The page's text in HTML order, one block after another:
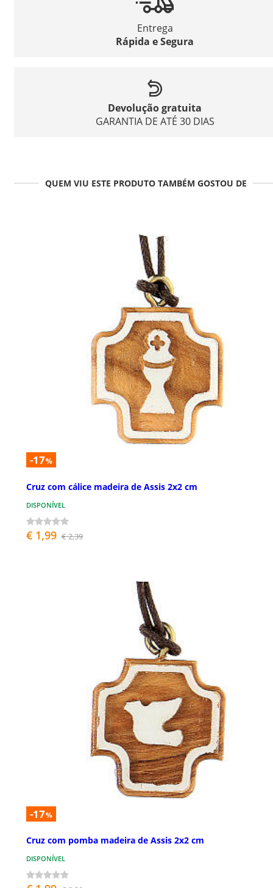
Entrega
Rápida e Segura
Devolução gratuita
GARANTIA DE ATÉ 30 DIAS
QUEM VIU ESTE PRODUTO TAMBÉM GOSTOU DE
-17%
Cruz com cálice madeira de Assis 2x2 cm
DISPONÍVEL
€ 1,99 € 2,39
-17%
Cruz com pomba madeira de Assis 2x2 cm
DISPONÍVEL